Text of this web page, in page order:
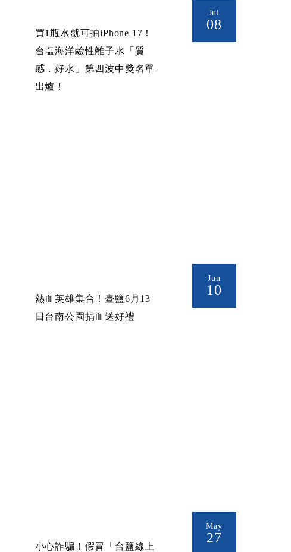
Jul
08
買1瓶水就可抽iPhone 17！
台塩海洋鹼性離子水「質
感．好水」第四波中獎名單
出爐！
Jun
10
熱血英雄集合！臺鹽6月13
日台南公園捐血送好禮
May
27
小心詐騙！假冒「台鹽線上